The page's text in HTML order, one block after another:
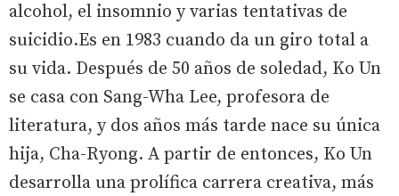
alcohol, el insomnio y varias tentativas de
suicidio.Es en 1983 cuando da un giro total a
su vida. Después de 50 años de soledad, Ko Un
se casa con Sang-Wha Lee, profesora de
literatura, y dos años más tarde nace su única
hija, Cha-Ryong. A partir de entonces, Ko Un
desarrolla una prolífica carrera creativa, más